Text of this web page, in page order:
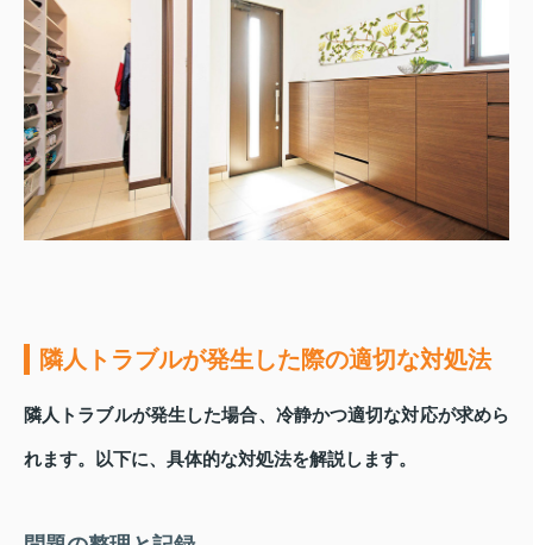
隣人トラブルが発生した際の適切な対処法
隣人トラブルが発生した場合、冷静かつ適切な対応が求めら
れます。以下に、具体的な対処法を解説します。